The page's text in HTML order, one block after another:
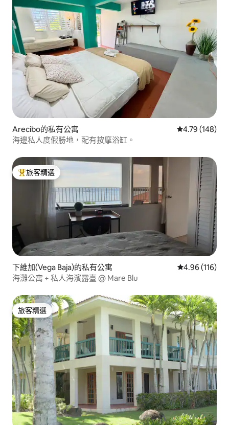
Arecibo的私有公寓 從 148 則評價
4.79 (148)
海邊私人度假勝地，配有按摩浴缸。
旅客精選榜首
旅客精選
下維加(Vega Baja)的私有公寓 從 116 則評價
4.96 (116)
海灘公寓 + 私人海濱露臺 @ Mare Blu
旅客精選
旅客精選